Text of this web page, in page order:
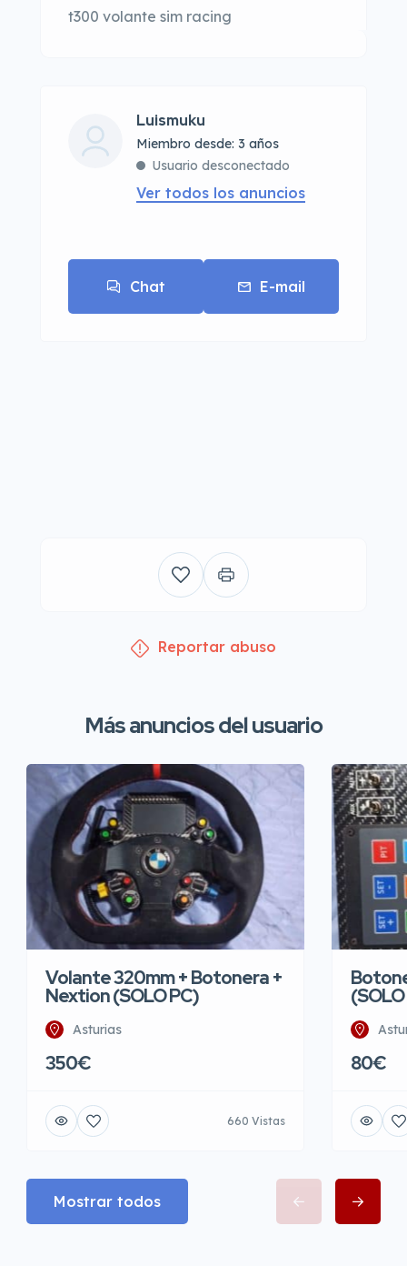
t300 volante sim racing
Luismuku
Miembro desde: 3 años
Usuario desconectado
Ver todos los anuncios
Chat E-mail
Reportar abuso
Más anuncios del usuario
Volante 320mm + Botonera +
Nextion (SOLO PC)
Asturias
350€
660 Vistas
80€
Mostrar todos